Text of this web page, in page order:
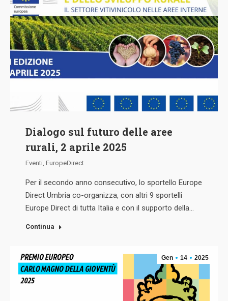
Dialogo sul futuro delle aree
rurali, 2 aprile 2025
Eventi, EuropeDirect
Per il secondo anno consecutivo, lo sportello Europe
Direct Umbria co-organizza, con altri 9 sportelli
Europe Direct di tutta Italia e con il supporto della…
Continua
Gen 14 2025